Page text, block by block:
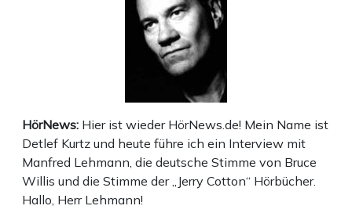
HörNews: Hier ist wieder HörNews.de! Mein Name ist
Detlef Kurtz und heute führe ich ein Interview mit
Manfred Lehmann, die deutsche Stimme von Bruce
Willis und die Stimme der „Jerry Cotton“ Hörbücher.
Hallo, Herr Lehmann!